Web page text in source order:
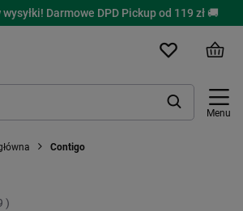
Darmowe DPD Pickup od 119 zł 🚚
Menu
Contigo
)